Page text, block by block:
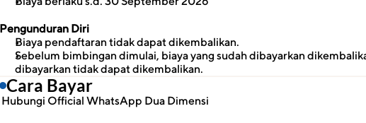
Pengunduran Diri
Biaya pendaftaran tidak dapat dikembalikan.
Sebelum bimbingan dimulai, biaya yang sudah dibayarkan
dibayarkan tidak dapat dikembalikan.
Cara Bayar
Hubungi Official WhatsApp Dua Dimensi